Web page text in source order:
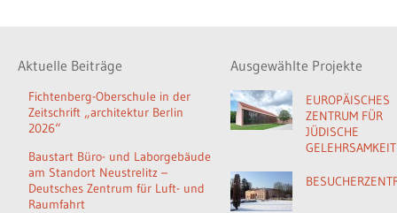
Aktuelle Beiträge
Fichtenberg-Oberschule in der
Zeitschrift „architektur Berlin
2026“
Baustart Büro- und Laborgebäude
am Standort Neustrelitz –
Deutsches Zentrum für Luft- und
Raumfahrt
Ausgewählte Projekte
EUROPÄISCHES
ZENTRUM FÜR
JÜDISCHE
GELEHRSAMKEIT